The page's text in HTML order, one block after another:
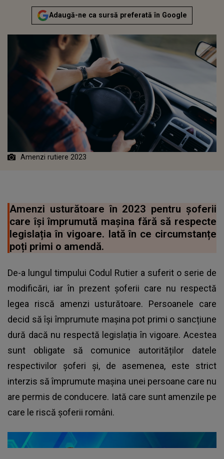
Adaugă-ne ca sursă preferată în Google
Amenzi rutiere 2023
Amenzi usturătoare în 2023 pentru șoferii
care își împrumută mașina fără să respecte
legislația în vigoare. Iată în ce circumstanțe
poți primi o amendă.
De-a lungul timpului Codul Rutier a suferit o serie de
modificări, iar în prezent șoferii care nu respectă
legea riscă amenzi usturătoare. Persoanele care
decid să își împrumute mașina pot primi o sancțiune
dură dacă nu respectă legislația în vigoare. Acestea
sunt obligate să comunice autorităților datele
respectivilor șoferi și, de asemenea, este strict
interzis să împrumute mașina unei persoane care nu
are permis de conducere. Iată care sunt amenzile pe
care le riscă șoferii români.